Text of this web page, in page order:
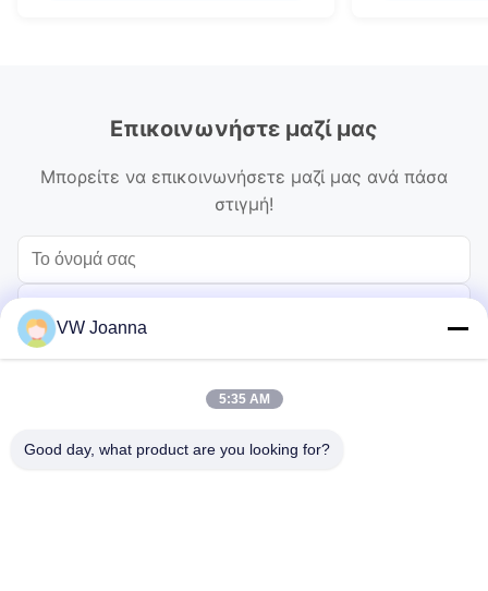
Επικοινωνήστε μαζί μας
Μπορείτε να επικοινωνήσετε μαζί μας ανά πάσα
στιγμή!
VW Joanna
5:35 AM
Good day, what product are you looking for?